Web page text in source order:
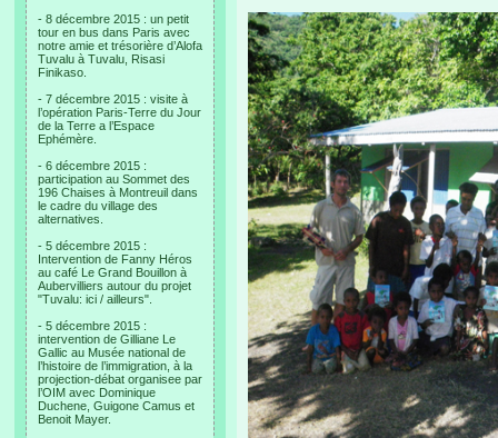
- 8 décembre 2015 : un petit
tour en bus dans Paris avec
notre amie et trésorière d’Alofa
Tuvalu à Tuvalu, Risasi
Finikaso.
- 7 décembre 2015 : visite à
l’opération Paris-Terre du Jour
de la Terre a l’Espace
Ephémère.
- 6 décembre 2015 :
participation au Sommet des
196 Chaises à Montreuil dans
le cadre du village des
alternatives.
- 5 décembre 2015 :
Intervention de Fanny Héros
au café Le Grand Bouillon à
Aubervilliers autour du projet
"Tuvalu: ici / ailleurs".
- 5 décembre 2015 :
intervention de Gilliane Le
Gallic au Musée national de
l’histoire de l’immigration, à la
projection-débat organisee par
l’OIM avec Dominique
Duchene, Guigone Camus et
Benoit Mayer.